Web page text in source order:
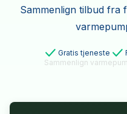
Sammenlign tilbud fra
Gratis tjeneste
Sammenlign